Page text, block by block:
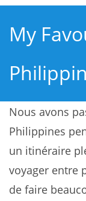
My
Nous avons
Philippines
un itinéraire
voyager entre
de faire